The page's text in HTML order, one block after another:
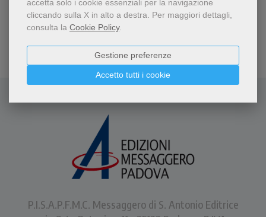
accetta solo i cookie essenziali per la navigazione
cliccando sulla X in alto a destra. Per maggiori dettagli,
consulta la Cookie Policy.
Accetto tutti i cookie
Gestione preferenze
P.I.S.A.P.F.M.C. Messaggero di S. Antonio Editrice